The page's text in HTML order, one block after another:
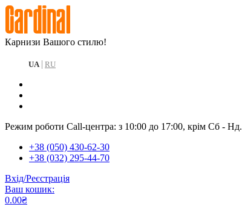
Карнизи Вашого стилю!
UA | RU
Режим роботи Call-центра: з 10:00 до 17:00, крім Сб - Нд.
+38 (050) 430-62-30
+38 (032) 295-44-70
Вхід/Реєстрація
Ваш кошик:
0.00₴